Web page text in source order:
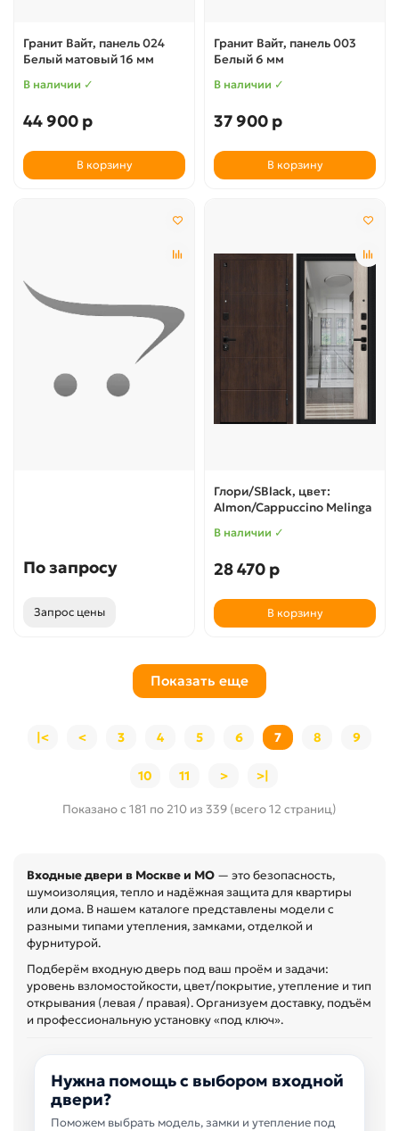
Гранит Вайт, панель 024
Белый матовый 16 мм
В наличии ✓
44 900 р
В корзину
Гранит Вайт, панель 003
Белый 6 мм
В наличии ✓
37 900 р
В корзину
По запросу
Запрос цены
Глори/SBlack, цвет:
Almon/Cappuccino Melinga
В наличии ✓
28 470 р
В корзину
Показать еще
|< < 3 4 5 6 7 8 9
10 11 > >|
Показано с 181 по 210 из 339 (всего 12 страниц)
Входные двери в Москве и МО — это безопасность,
шумоизоляция, тепло и надёжная защита для квартиры
или дома. В нашем каталоге представлены модели с
разными типами утепления, замками, отделкой и
фурнитурой.
Подберём входную дверь под ваш проём и задачи:
уровень взломостойкости, цвет/покрытие, утепление и тип
открывания (левая / правая). Организуем доставку, подъём
и профессиональную установку «под ключ».
Нужна помощь с выбором входной
двери?
Поможем выбрать модель, замки и утепление под